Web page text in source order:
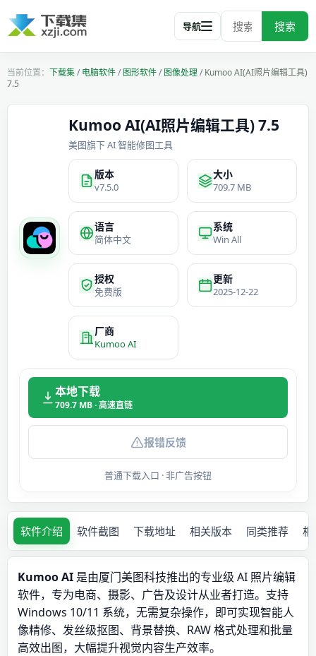
搜索
导航
下载集/电脑软件/图形软件/图像处理/Kumoo AI(AI照片编辑工具)
7.5
Kumoo AI(AI照片编辑工具) 7.5
美图旗下 AI 智能修图工具
版本
v7.5.0
大小
709.7 MB
语言
简体中文
系统
Win All
授权
免费版
更新
2025-12-22
厂商
Kumoo AI
本地下载
709.7 MB · 高速直链
报错反馈
普通下载入口 · 非广告按钮
软件介绍 软件截图 下载地址 相关版本 同类推荐 相
Kumoo AI 是由厦门美图科技推出的专业级 AI 照片编辑
软件，专为电商、摄影、广告及设计从业者打造。支持
Windows 10/11 系统，无需复杂操作，即可实现智能人
像精修、发丝级抠图、背景替换、RAW 格式处理和批量
高效出图，大幅提升视觉内容生产效率。